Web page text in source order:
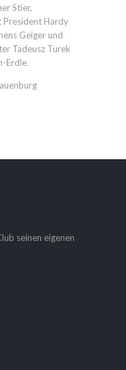
Stier,
President Hardy
Geiger und
Tadeusz Turek
Erdle.
seinen eigenen